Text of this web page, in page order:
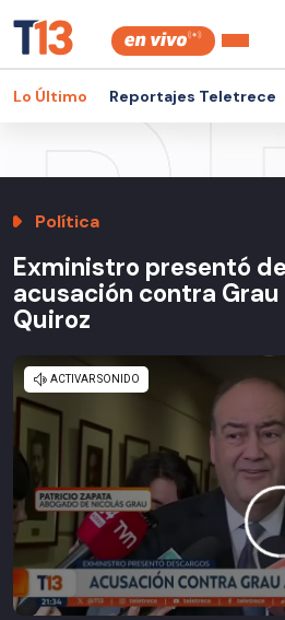
Lo Último Reportajes Teletrece
Política
Exministro presentó
acusación contra Grau
Quiroz